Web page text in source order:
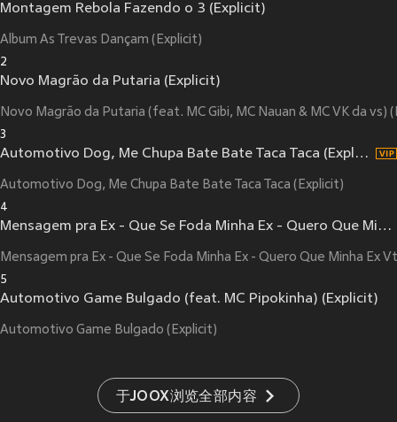
Montagem Rebola Fazendo o 3 (Explicit)
Album As Trevas Dançam (Explicit)
2
Novo Magrão da Putaria (Explicit)
Novo Magrão da Putaria (feat. MC Gibi, MC Nauan & MC VK da vs)
3
Automotivo Dog, Me Chupa Bate Bate Taca Taca (Explicit)
Automotivo Dog, Me Chupa Bate Bate Taca Taca (Explicit)
4
Mensagem pra Ex - Que Se Foda Minha Ex - Quero Que Minha Ex Vtmnc
Mensagem pra Ex - Que Se Foda Minha Ex - Quero Que Minha Ex
5
Automotivo Game Bulgado (feat. MC Pipokinha) (Explicit)
Automotivo Game Bulgado (Explicit)
于JOOX浏览全部内容